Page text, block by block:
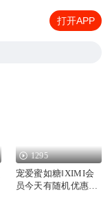
打开APP
1295
宠爱蜜如糖‖XIMI会
员今天有随机优惠